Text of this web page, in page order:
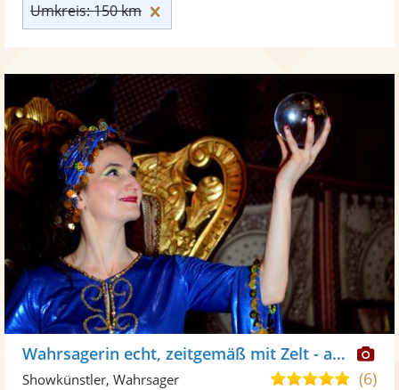
Umkreis: 150 km
Wahrsagerin echt, zeitgemäß mit Zelt - auch online
5,0(6)
Showkünstler, Wahrsager